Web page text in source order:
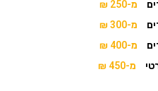
מ-250 ₪
מ-300 ₪
מ-400 ₪
מ-450 ₪